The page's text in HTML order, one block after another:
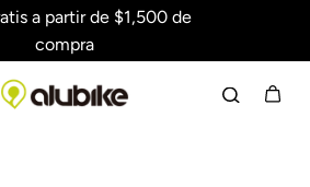
a partir de $1,500 de
compra